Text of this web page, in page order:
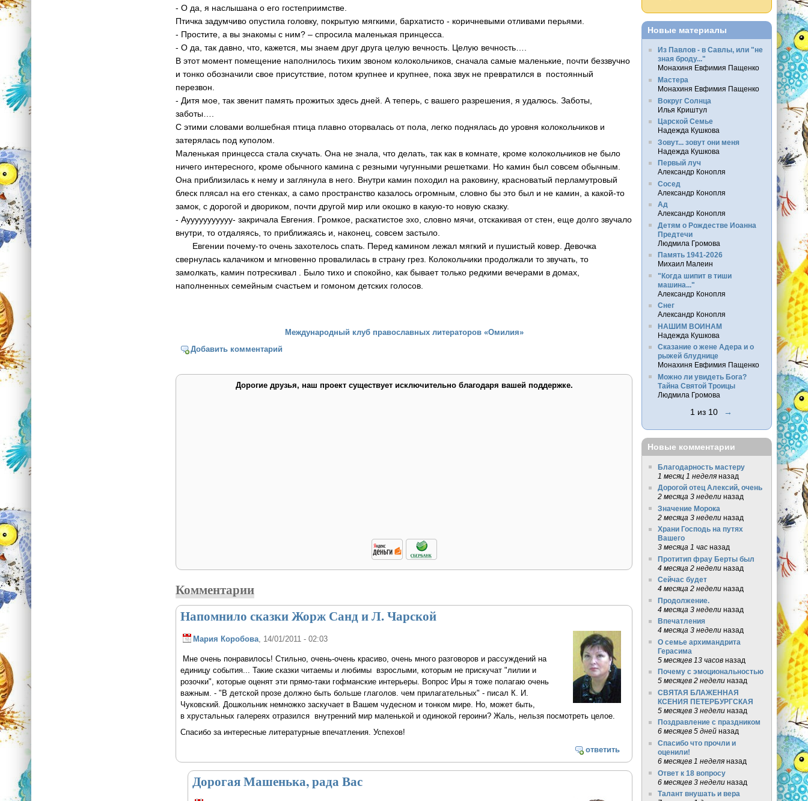
- О да, я наслышана о его гостеприимстве.
Птичка задумчиво опустила головку, покрытую мягкими, бархатисто - коричневыми отливами перьями.
- Простите, а вы знакомы с ним? – спросила маленькая принцесса.
- О да, так давно, что, кажется, мы знаем друг друга целую вечность. Целую вечность….
В этот момент помещение наполнилось тихим звоном колокольчиков, сначала самые маленькие, почти беззвучно
и тонко обозначили свое присутствие, потом крупнее и крупнее, пока звук не превратился в постоянный
перезвон.
- Дитя мое, так звенит память прожитых здесь дней. А теперь, с вашего разрешения, я удалюсь. Заботы,
заботы….
С этими словами волшебная птица плавно оторвалась от пола, легко поднялась до уровня колокольчиков и
затерялась под куполом.
Маленькая принцесса стала скучать. Она не знала, что делать, так как в комнате, кроме колокольчиков не было
ничего интересного, кроме обычного камина с резными чугунными решетками. Но камин был совсем обычным.
Она приблизилась к нему и заглянула в него. Внутри камин походил на раковину, красноватый перламутровый
блеск плясал на его стенках, а само пространство казалось огромным, словно бы это был и не камин, а какой-то
замок, с дорогой и двориком, почти другой мир или окошко в какую-то новую сказку.
- Аууууууууууу- закричала Евгения. Громкое, раскатистое эхо, словно мячи, отскакивая от стен, еще долго звучало
внутри, то отдаляясь, то приближаясь и, наконец, совсем застыло.
Евгении почему-то очень захотелось спать. Перед камином лежал мягкий и пушистый ковер. Девочка
свернулась калачиком и мгновенно провалилась в страну грез. Колокольчики продолжали то звучать, то
замолкать, камин потрескивал . Было тихо и спокойно, как бывает только редкими вечерами в домах,
наполненных семейным счастьем и гомоном детских голосов.
Международный клуб православных литераторов «Омилия»
Добавить комментарий
Дорогие друзья, наш проект существует исключительно благодаря вашей поддержке.
Комментарии
Напомнило сказки Жорж Санд и Л. Чарской
Мария Коробова, 14/01/2011 - 02:03
Мне очень понравилось! Стильно, очень-очень красиво, очень много разговоров и рассуждений на
единицу события... Такие сказки читаемы и любимы взрослыми, которым не прискучат "лилии и
розочки", которые оценят эти прямо-таки гофманские интерьеры. Вопрос Иры я тоже полагаю очень
важным. - "В детской прозе должно быть больше глаголов. чем прилагательных" - писал К. И.
Чуковский. Дошкольник немножко заскучает в Вашем чудесном и тонком мире. Но, может быть,
в хрустальных галереях отразился внутренний мир маленькой и одинокой героини? Жаль, нельзя посмотреть целое.
Спасибо за интересные литературные впечатления. Успехов!
ответить
Дорогая Машенька, рада Вас
Новые материалы
Из Павлов - в Савлы, или "не
зная броду..."
Монахиня Евфимия Пащенко
Мастера
Монахиня Евфимия Пащенко
Вокруг Солнца
Илья Криштул
Царской Семье
Надежда Кушкова
Зовут... зовут они меня
Надежда Кушкова
Первый луч
Александр Конопля
Сосед
Александр Конопля
Ад
Александр Конопля
Детям о Рождестве Иоанна
Предтечи
Людмила Громова
Память 1941-2026
Михаил Малеин
"Когда шипит в тиши
машина..."
Александр Конопля
Снег
Александр Конопля
НАШИМ ВОИНАМ
Надежда Кушкова
Сказание о жене Адера и о
рыжей блуднице
Монахиня Евфимия Пащенко
Можно ли увидеть Бога?
Тайна Святой Троицы
Людмила Громова
1 из 10 →
Новые комментарии
Благодарность мастеру
1 месяц 1 неделяназад
Дорогой отец Алексий, очень
2 месяца 3 неделиназад
Значение Морока
2 месяца 3 неделиназад
Храни Господь на путях
Вашего
3 месяца 1 часназад
Протитип фрау Берты был
4 месяца 2 неделиназад
Сейчас будет
4 месяца 2 неделиназад
Продолжение.
4 месяца 3 неделиназад
Впечатления
4 месяца 3 неделиназад
О семье архимандрита
Герасима
5 месяцев 13 часовназад
Почему с эмоциональностью
5 месяцев 2 неделиназад
СВЯТАЯ БЛАЖЕННАЯ
КСЕНИЯ ПЕТЕРБУРГСКАЯ
5 месяцев 3 неделиназад
Поздравление с праздником
6 месяцев 5 днейназад
Спасибо что прочли и
оценили!
6 месяцев 1 неделяназад
Ответ к 18 вопросу
6 месяцев 3 неделиназад
Талант внушать и вера